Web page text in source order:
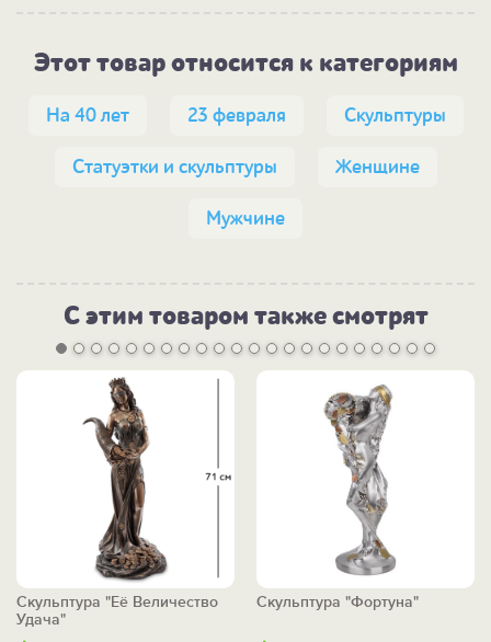
Этот товар относится к категориям
На 40 лет 23 февраля Скульптуры
Статуэтки и скульптуры Женщине
Мужчине
С этим товаром также смотрят
Скульптура "Её Величество
Удача"
Скульптура "Фортуна"